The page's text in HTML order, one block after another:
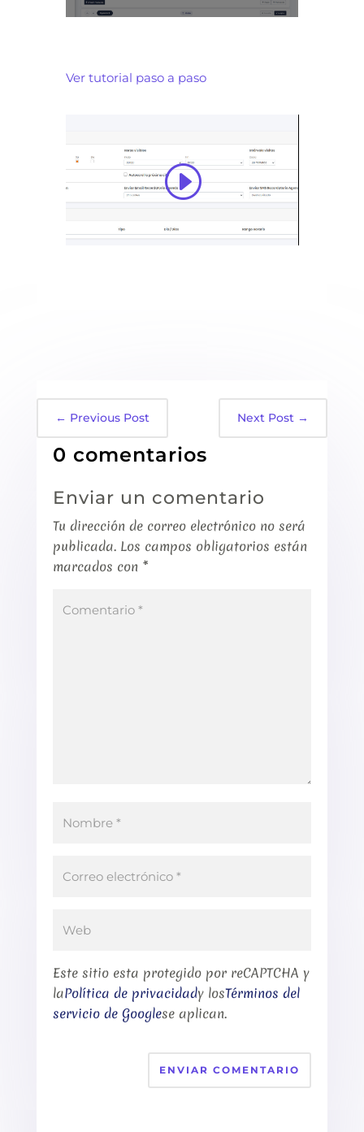
Ver tutorial paso a paso
← Previous Post Next Post →
0 comentarios
Enviar un comentario
Tu dirección de correo electrónico no será
publicada. Los campos obligatorios están
marcados con *
Este sitio esta protegido por reCAPTCHA y
laPolítica de privacidady losTérminos del
servicio de Googlese aplican.
ENVIAR COMENTARIO